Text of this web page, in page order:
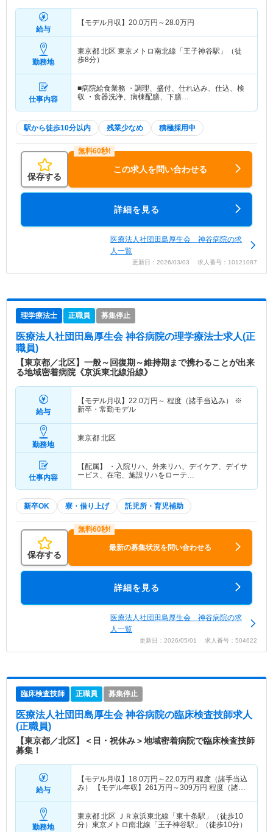
給与
【モデル月収】 20.0万円～28.0万円
勤務地
東京都 北区 東京メトロ南北線「王子神谷駅」（徒
歩8分）
仕事内容
■病院給食業務 ・調理、盛付、仕れ込み、仕込、検
収 ・食器洗浄、病棟配膳、下膳…
駅から徒歩10分以内 残業少なめ 積極採用中
保存する
この求人を問い合わせる
詳細を見る
医療法人社団田島厚生会 神谷病院の求
人一覧
更新日：2026/03/03 求人番号：10121087
理学療法士 正職員 募集停止
医療法人社団田島厚生会 神谷病院の理学療法士求人(正
職員)
【東京都／北区】一般～回復期～維持期まで携わることが出来
る地域密着病院《京浜東北線沿線》
給与
【モデル月収】 22.0万円～ 程度（諸手当込み） ※
新卒・常勤モデル
勤務地
東京都 北区
仕事内容
【配属】 ・入院リハ、外来リハ、デイケア、デイサ
ービス、在宅、施設リハをローテ…
新卒OK 寮・借り上げ 託児所・育児補助
保存する
最新の募集状況を問い合わせる
詳細を見る
医療法人社団田島厚生会 神谷病院の求
人一覧
更新日：2026/05/01 求人番号：504622
臨床検査技師 正職員 募集停止
医療法人社団田島厚生会 神谷病院の臨床検査技師求人
(正職員)
【東京都／北区】＜日・祝休み＞地域密着病院で臨床検査技師
募集！
給与
【モデル月収】 18.0万円～22.0万円 程度（諸手当込
み） 【モデル年収】 261 万円～309万円 程度（諸手
勤務地
東京都 北区
ＪＲ京浜東北線「東十条駅」（徒歩10
分）東京メトロ南北線「王子神谷駅」（徒歩10分）